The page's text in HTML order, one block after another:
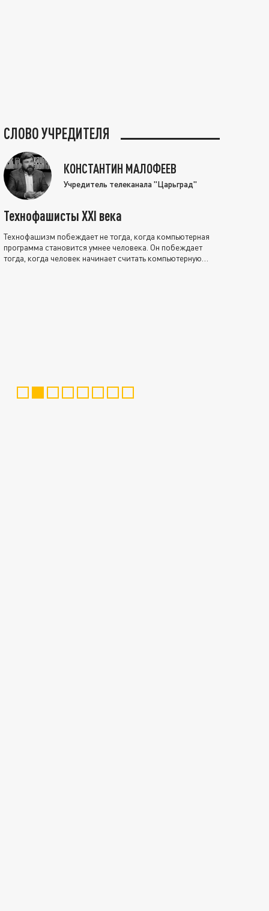
СЛОВО УЧРЕДИТЕЛЯ
КОНСТАНТИН МАЛОФЕЕВ
Учредитель телеканала "Царьград"
Технофашисты XXI века
Технофашизм побеждает не тогда, когда компьютерная
программа становится умнее человека. Он побеждает
тогда, когда человек начинает считать компьютерную